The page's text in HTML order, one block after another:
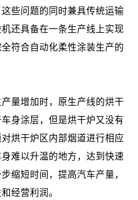
些问题的同时兼具传统运输
还具备在一条生产线上实现
符合自动化柔性涂装生产的
量增加时，原生产线的烘干
身涂层，但是烘干炉又没有
烘干炉区内部烟道进行相应
难以升温的地方，达到快速
缩短时间，提高汽车产量，
经营利润。